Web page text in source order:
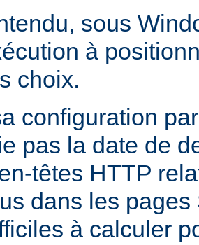
sous
à
choix.
configuration
pas la date de
têtes HTTP
dans les
à calculer